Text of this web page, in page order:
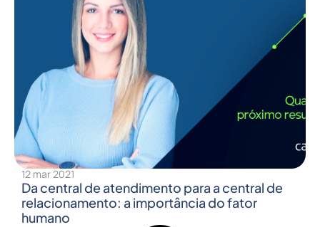
12 mar 2021
Da central de atendimento para a central de
relacionamento: a importância do fator
humano